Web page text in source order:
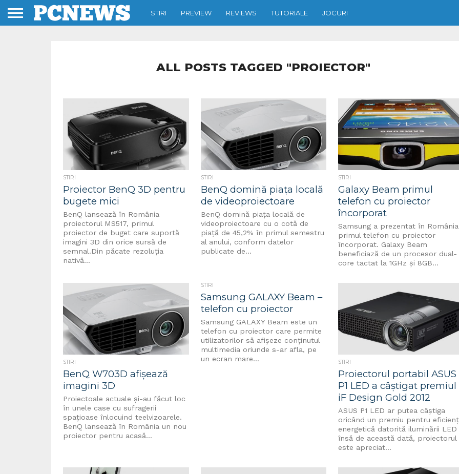
STIRI PREVIEW REVIEWS TUTORIALE JOCURI
ALL POSTS TAGGED "PROIECTOR"
STIRI
Proiector BenQ 3D pentru
bugete mici
BenQ lansează în România
proiectorul MS517, primul
proiector de buget care suportă
imagini 3D din orice sursă de
semnal.Din păcate rezoluția
nativă...
STIRI
BenQ domină piața locală
de videoproiectoare
BenQ domină piața locală de
videoproiectoare cu o cotă de
piaţă de 45,2% în primul semestru
al anului, conform datelor
publicate de...
STIRI
Galaxy Beam primul
telefon cu proiector
încorporat
Samsung a prezentat în România
primul telefon cu proiector
încorporat. Galaxy Beam
beneficiază de un procesor dual-
core tactat la 1GHz și 8GB...
STIRI
BenQ W703D afișează
imagini 3D
Proiectoale actuale și-au făcut loc
în unele case cu sufragerii
spațioase înlocuind teelvizoarele.
BenQ lansează în România un nou
proiector pentru acasă...
STIRI
Samsung GALAXY Beam –
telefon cu proiector
Samsung GALAXY Beam este un
telefon cu proiector care permite
utilizatorilor să afișeze conținutul
multimedia oriunde s-ar afla, pe
un ecran mare...
STIRI
Proiectorul portabil ASUS
P1 LED a câștigat premiul
iF Design Gold 2012
ASUS P1 LED ar putea câștiga
oricând un premiu pentru
energetică datorită iluminării LED
însă de această dată, proiectorul
este apreciat...